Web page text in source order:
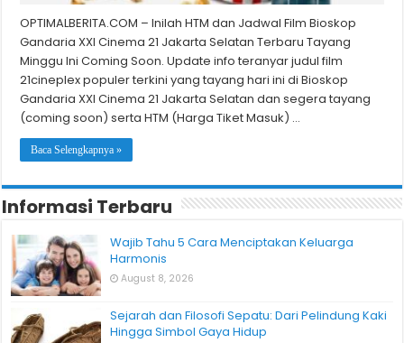
OPTIMALBERITA.COM – Inilah HTM dan Jadwal Film Bioskop
Gandaria XXI Cinema 21 Jakarta Selatan Terbaru Tayang
Minggu Ini Coming Soon. Update info teranyar judul film
21cineplex populer terkini yang tayang hari ini di Bioskop
Gandaria XXI Cinema 21 Jakarta Selatan dan segera tayang
(coming soon) serta HTM (Harga Tiket Masuk) …
Baca Selengkapnya »
Informasi Terbaru
Wajib Tahu 5 Cara Menciptakan Keluarga
Harmonis
August 8, 2026
Sejarah dan Filosofi Sepatu: Dari Pelindung Kaki
Hingga Simbol Gaya Hidup